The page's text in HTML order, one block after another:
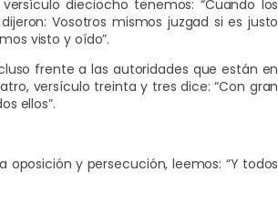
dieciocho tenemos: “Cuando los
Vosotros mismos juzgad si es justo
visto y oído”.
frente a las autoridades que están en
versículo treinta y tres dice: “Con gran
ellos”.
y persecución, leemos: “Y todos